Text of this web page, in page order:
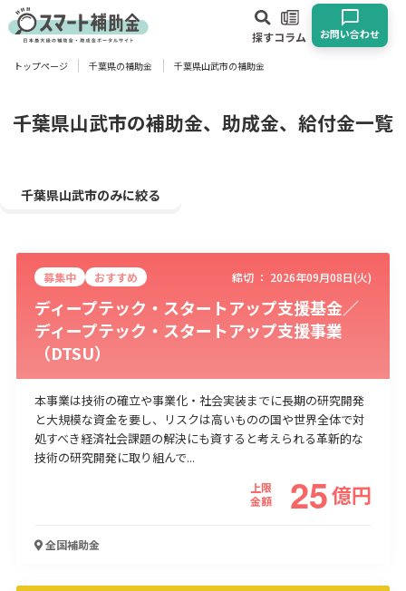
探すコラム お問い合わせ
対象
物流・運輸業 製造業 情報通信業 卸売･小売業
飲食業
建設･不動産業
宿泊･旅館業
その他
使い道
経営改善・経営強化 販路拡大
特許・知的財産
環境・省エネ
トップページ 千葉県の補助金 千葉県山武市の補助金
千葉県山武市の補助金、助成金、給付金一覧
千葉県山武市のみに絞る
募集中 おすすめ 締切 ： 2026年09月08日(火)
ディープテック・スタートアップ支援基金／
ディープテック・スタートアップ支援事業
（DTSU）
本事業は技術の確立や事業化・社会実装までに長期の研究開発
と大規模な資金を要し、リスクは高いものの国や世界全体で対
処すべき経済社会課題の解決にも資すると考えられる革新的な
技術の研究開発に取り組んで...
上限
金額
25億円
全国補助金